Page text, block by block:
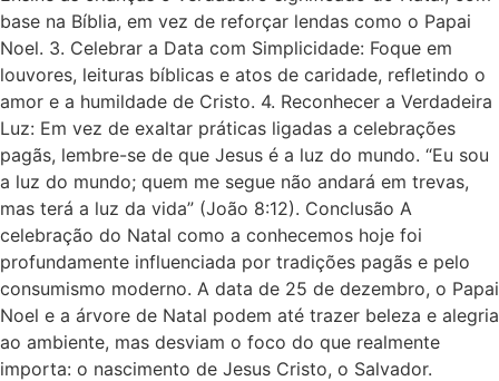
base na Bíblia, em vez de reforçar lendas como o Papai
Noel. 3. Celebrar a Data com Simplicidade: Foque em
louvores, leituras bíblicas e atos de caridade, refletindo o
amor e a humildade de Cristo. 4. Reconhecer a Verdadeira
Luz: Em vez de exaltar práticas ligadas a celebrações
pagãs, lembre-se de que Jesus é a luz do mundo. “Eu sou
a luz do mundo; quem me segue não andará em trevas,
mas terá a luz da vida” (João 8:12). Conclusão A
celebração do Natal como a conhecemos hoje foi
profundamente influenciada por tradições pagãs e pelo
consumismo moderno. A data de 25 de dezembro, o Papai
Noel e a árvore de Natal podem até trazer beleza e alegria
ao ambiente, mas desviam o foco do que realmente
importa: o nascimento de Jesus Cristo, o Salvador.